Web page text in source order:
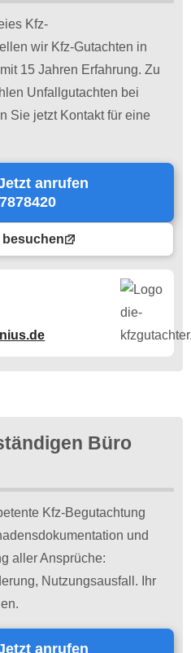
Kfz-
wir Kfz-Gutachten in
15 Jahren Erfahrung. Zu
Unfallgutachten bei
Sie jetzt Kontakt für eine
anrufen
besuchen
Büro
Kfz-Begutachtung
und
aller Ansprüche:
Nutzungsausfall. Ihr
anrufen